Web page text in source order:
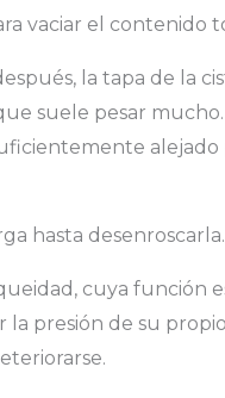
vaciar el contenido
la tapa de la
suele pesar
hasta desenroscarla.
cuya función
presión de su